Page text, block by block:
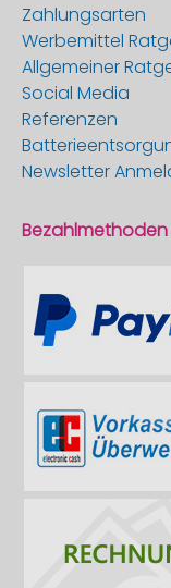
Zahlungsarten
Werbemittel
Allgemeiner
Social Media
Referenzen
Newsletter
Bezahlmethoden